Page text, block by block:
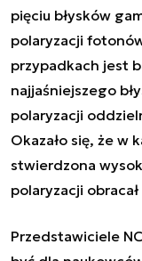
pięciu błysków
polaryzacji
przypadkach jest
najjaśniejszego
polaryzacji
Okazało się, że w
stwierdzona
polaryzacji
Przedstawiciele